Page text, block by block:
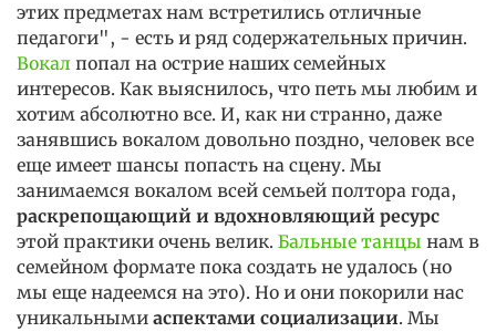
этих предметах нам встретились отличные
педагоги", - есть и ряд содержательных причин.
Вокал попал на острие наших семейных
интересов. Как выяснилось, что петь мы любим и
хотим абсолютно все. И, как ни странно, даже
занявшись вокалом довольно поздно, человек все
еще имеет шансы попасть на сцену. Мы
занимаемся вокалом всей семьей полтора года,
раскрепощающий и вдохновляющий ресурс
этой практики очень велик. Бальные танцы нам в
семейном формате пока создать не удалось (но
мы еще надеемся на это). Но и они покорили нас
уникальными аспектами социализации. Мы